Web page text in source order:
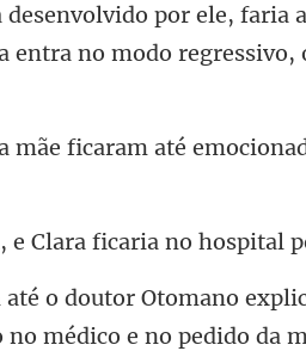
desenvolvido por ele
mãe ficaram até
e Clara fica
no médico e no pedi